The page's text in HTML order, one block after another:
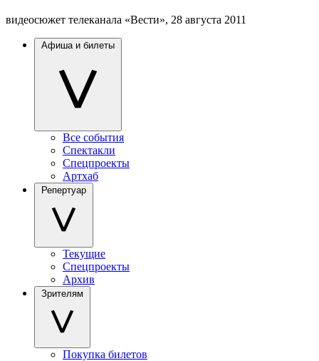
видеосюжет телеканала «Вести», 28 августа 2011
Афиша и билеты
Все события
Спектакли
Спецпроекты
Артхаб
Репертуар
Текущие
Спецпроекты
Архив
Зрителям
Покупка билетов